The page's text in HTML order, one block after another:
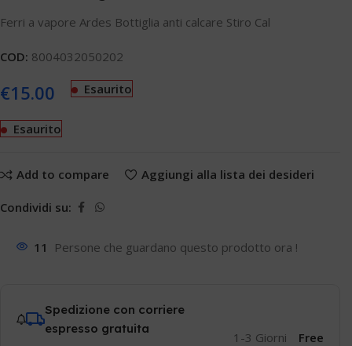
Ferri a vapore Ardes Bottiglia anti calcare Stiro Cal
COD: 8004032050202
€15.00 Esaurito
Esaurito
Add to compare Aggiungi alla lista dei desideri
Condividi su:
11 Persone che guardano questo prodotto ora !
Spedizione con corriere
espresso gratuita
1-3 Giorni Free